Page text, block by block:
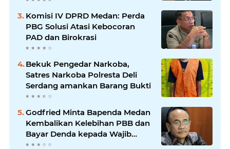
Komisi IV DPRD Medan: Perda
PBG Solusi Atasi Kebocoran
PAD dan Birokrasi
Bekuk Pengedar Narkoba,
Satres Narkoba Polresta Deli
Serdang amankan Barang Bukti
Godfried Minta Bapenda Medan
Kembalikan Kelebihan PBB dan
Bayar Denda kepada Wajib
Pajak